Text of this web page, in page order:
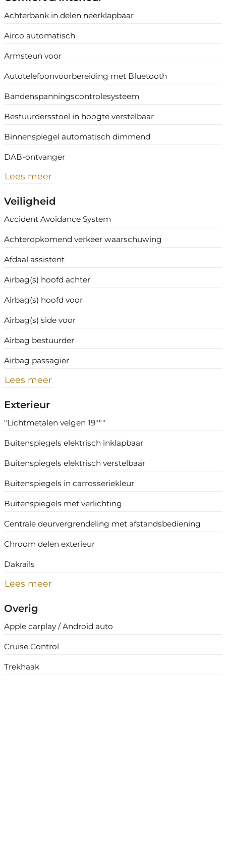
Achterbank in delen neerklapbaar
Airco automatisch
Armsteun voor
Autotelefoonvoorbereiding met Bluetooth
Bandenspanningscontrolesysteem
Bestuurdersstoel in hoogte verstelbaar
Binnenspiegel automatisch dimmend
DAB-ontvanger
Lees meer
Veiligheid
Accident Avoidance System
Achteropkomend verkeer waarschuwing
Afdaal assistent
Airbag(s) hoofd achter
Airbag(s) hoofd voor
Airbag(s) side voor
Airbag bestuurder
Airbag passagier
Lees meer
Exterieur
"Lichtmetalen velgen 19"""
Buitenspiegels elektrisch inklapbaar
Buitenspiegels elektrisch verstelbaar
Buitenspiegels in carrosseriekleur
Buitenspiegels met verlichting
Centrale deurvergrendeling met afstandsbediening
Chroom delen exterieur
Dakrails
Lees meer
Overig
Apple carplay / Android auto
Cruise Control
Trekhaak